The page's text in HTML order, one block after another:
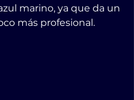
marino, ya que da un
más profesional.